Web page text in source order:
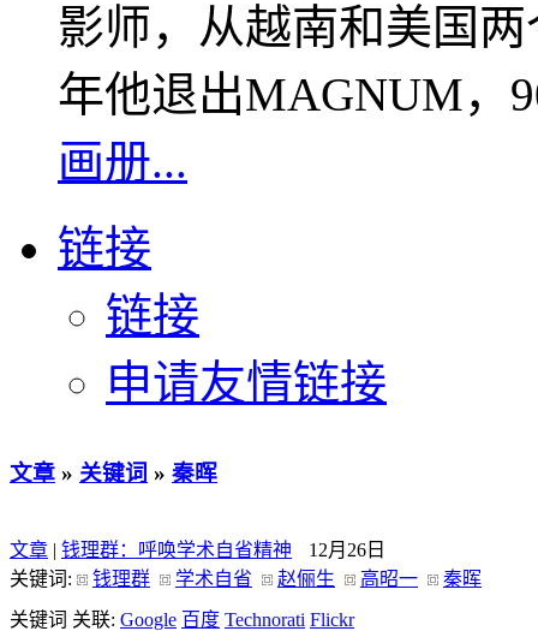
影师，从越南和美国
年他退出MAGNUM，
画册...
链接
链接
申请友情链接
文章 » 关键词 » 秦晖
文章 | 钱理群：呼唤学术自省精神
12月26日
关键词:
钱理群 学术自省 赵俪生 高昭一
秦晖
关键词 关联: Google 百度 Technorati Flickr